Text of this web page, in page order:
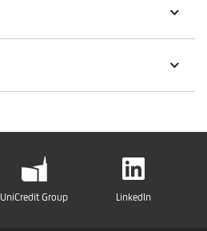
UniCredit Group LinkedIn